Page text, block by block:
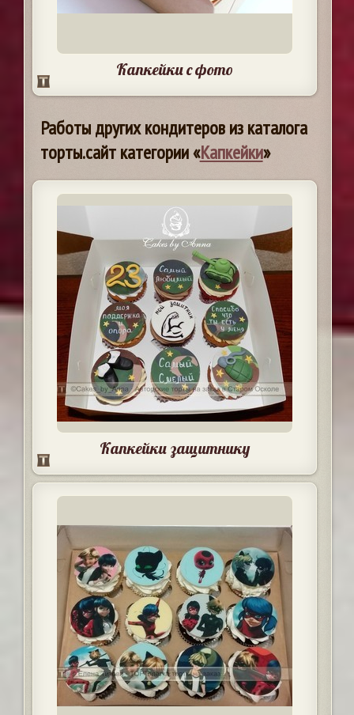
Капкейки с фото
Работы других кондитеров из каталога
торты.сайт категории «Капкейки»
Капкейки защитнику